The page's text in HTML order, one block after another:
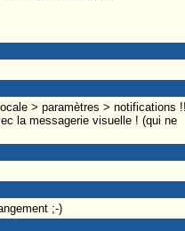
> paramètres > notifications !!
la messagerie visuelle ! (qui ne
;-)